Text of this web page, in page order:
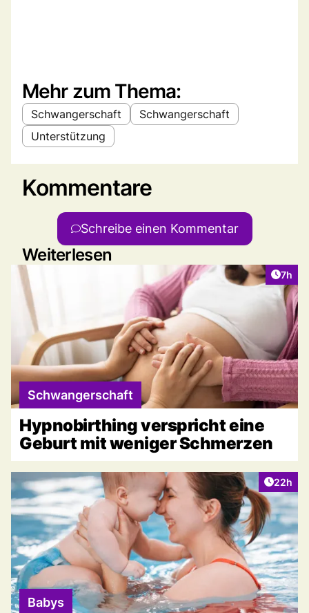
Mehr zum Thema:
Schwangerschaft
Schwangerschaft
Unterstützung
Kommentare
Schreibe einen Kommentar
Weiterlesen
7h
Schwangerschaft
Hypnobirthing verspricht eine
Geburt mit weniger Schmerzen
Artikel
22h
Babys